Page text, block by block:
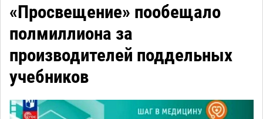
«Просвещение» пообещало
полмиллиона за
производителей поддельных
учебников